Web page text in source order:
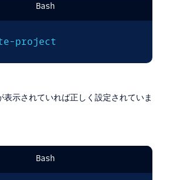
Bash
project
表示されていれば正しく設定されていま
Bash